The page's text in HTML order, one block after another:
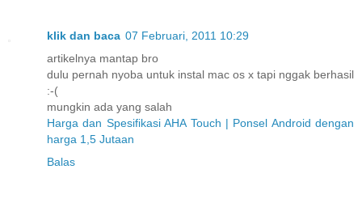
klik dan baca 07 Februari, 2011 10:29
artikelnya mantap bro
dulu pernah nyoba untuk instal mac os x tapi nggak berhasil
:-(
mungkin ada yang salah
Harga dan Spesifikasi AHA Touch | Ponsel Android dengan
harga 1,5 Jutaan
Balas